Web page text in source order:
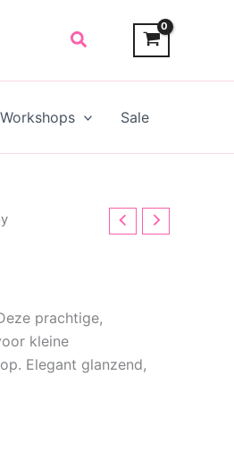
Search
Workshops Sale
prachtige,
kleine
Elegant glanzend,